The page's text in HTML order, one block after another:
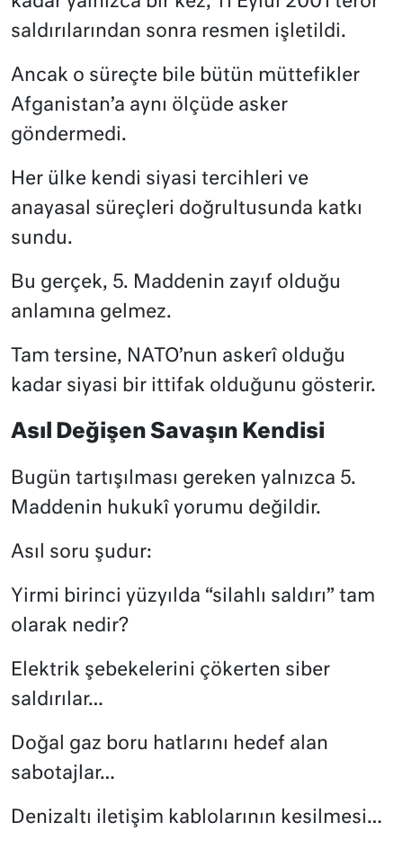
saldırılarından sonra resmen işletildi.
Ancak o süreçte bile bütün müttefikler
Afganistan’a aynı ölçüde asker
göndermedi.
Her ülke kendi siyasi tercihleri ve
anayasal süreçleri doğrultusunda katkı
sundu.
Bu gerçek, 5. Maddenin zayıf olduğu
anlamına gelmez.
Tam tersine, NATO’nun askerî olduğu
kadar siyasi bir ittifak olduğunu gösterir.
Asıl Değişen Savaşın Kendisi
Bugün tartışılması gereken yalnızca 5.
Maddenin hukukî yorumu değildir.
Asıl soru şudur:
Yirmi birinci yüzyılda “silahlı saldırı” tam
olarak nedir?
Elektrik şebekelerini çökerten siber
saldırılar…
Doğal gaz boru hatlarını hedef alan
sabotajlar…
Denizaltı iletişim kablolarının kesilmesi…